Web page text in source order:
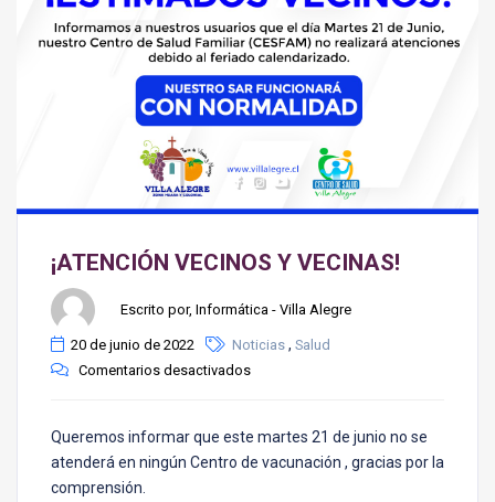
¡ATENCIÓN VECINOS Y VECINAS!
Escrito por, Informática - Villa Alegre
20 de junio de 2022 Noticias , Salud
Comentarios desactivados
Queremos informar que este martes 21 de junio no se
atenderá en ningún Centro de vacunación , gracias por la
comprensión.